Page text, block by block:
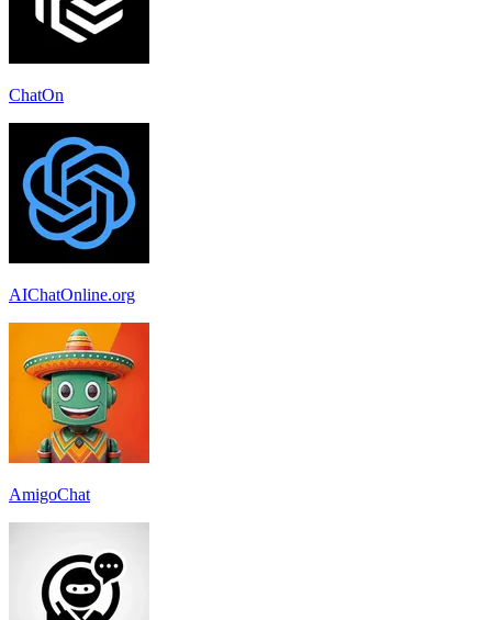
ChatOn
AIChatOnline.org
AmigoChat